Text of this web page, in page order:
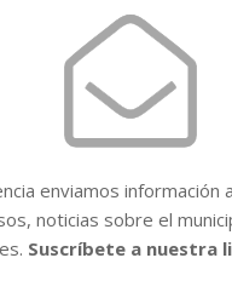
enviamos información
noticias sobre el
Suscríbete a nuestra